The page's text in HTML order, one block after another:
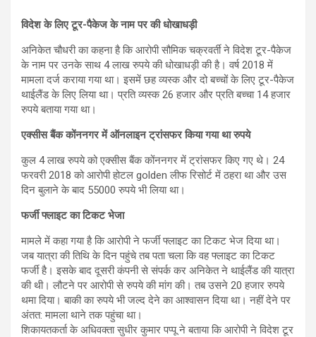
विदेश के लिए टूर-पैकेज के नाम पर की धोखाधड़ी
अनिकेत चौधरी का कहना है कि आरोपी सौमिक चक्रवर्ती ने विदेश टूर-पैकेज
के नाम पर उनके साथ 4 लाख रुपये की धोखाधड़ी की है। वर्ष 2018 में
मामला दर्ज कराया गया था। इसमें छह व्यस्क और दो बच्चों के लिए टूर-पैकेज
थाईलैंड के लिए लिया था। प्रति व्यस्क 26 हजार और प्रति बच्चा 14 हजार
रुपये बताया गया था।
एक्सीस बैंक कोंननगर में ऑनलाइन ट्रांसफर किया गया था रुपये
कुल 4 लाख रुपये को एक्सीस बैंक कोंननगर में ट्रांसफर किए गए थे। 24
फरवरी 2018 को आरोपी होटल golden लीफ रिसोर्ट में ठहरा था और उस
दिन बुलाने के बाद 55000 रुपये भी लिया था।
फर्जी फ्लाइट का टिकट भेजा
मामले में कहा गया है कि आरोपी ने फर्जी फ्लाइट का टिकट भेज दिया था।
जब यात्रा की तिथि के दिन पहुंचे तब पता चला कि वह फ्लाइट का टिकट
फर्जी है। इसके बाद दूसरी कंपनी से संपर्क कर अनिकेत ने थाईलैंड की यात्रा
की थी। लौटने पर आरोपी से रुपये की मांग की। तब उसने 20 हजार रुपये
थमा दिया। बाकी का रुपये भी जल्द देने का आश्वासन दिया था। नहीं देने पर
अंतत: मामला थाने तक पहुंचा था।
शिकायतकर्ता के अधिवक्ता सुधीर कुमार पप्पू ने बताया कि आरोपी ने विदेश टूर